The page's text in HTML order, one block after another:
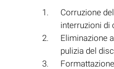
Corruzione
interruzioni di
Eliminazione
pulizia del